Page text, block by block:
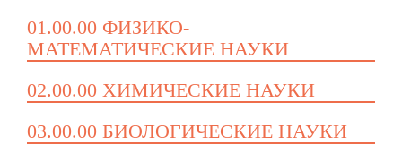
01.00.00 ФИЗИКО-
МАТЕМАТИЧЕСКИЕ НАУКИ
02.00.00 ХИМИЧЕСКИЕ НАУКИ
03.00.00 БИОЛОГИЧЕСКИЕ НАУКИ